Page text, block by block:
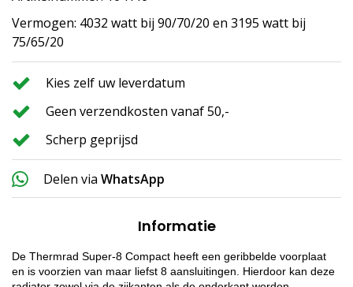
Vermogen: 4032 watt bij 90/70/20 en 3195 watt bij
75/65/20
Kies zelf uw leverdatum
Geen verzendkosten vanaf 50,-
Scherp geprijsd
Delen via WhatsApp
Informatie
De Thermrad Super-8 Compact heeft een geribbelde voorplaat
en is voorzien van maar liefst 8 aansluitingen. Hierdoor kan deze